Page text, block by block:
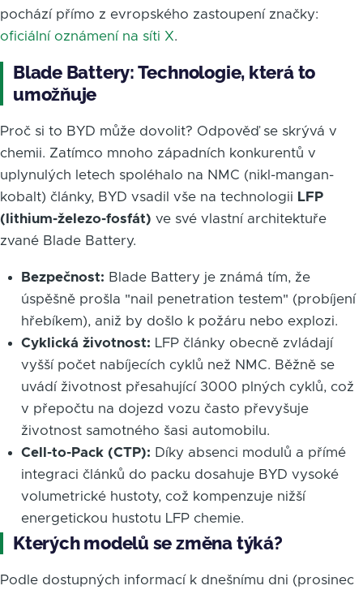
pochází přímo z evropského zastoupení značky:
oficiální oznámení na síti X.
Blade Battery: Technologie, která to
umožňuje
Proč si to BYD může dovolit? Odpověď se skrývá v
chemii. Zatímco mnoho západních konkurentů v
uplynulých letech spoléhalo na NMC (nikl-mangan-
kobalt) články, BYD vsadil vše na technologii LFP
(lithium-železo-fosfát) ve své vlastní architektuře
zvané Blade Battery.
Bezpečnost: Blade Battery je známá tím, že
úspěšně prošla "nail penetration testem" (probíjení
hřebíkem), aniž by došlo k požáru nebo explozi.
Cyklická životnost: LFP články obecně zvládají
vyšší počet nabíjecích cyklů než NMC. Běžně se
uvádí životnost přesahující 3000 plných cyklů, což
v přepočtu na dojezd vozu často převyšuje
životnost samotného šasi automobilu.
Cell-to-Pack (CTP): Díky absenci modulů a přímé
integraci článků do packu dosahuje BYD vysoké
volumetrické hustoty, což kompenzuje nižší
energetickou hustotu LFP chemie.
Kterých modelů se změna týká?
Podle dostupných informací k dnešnímu dni (prosinec